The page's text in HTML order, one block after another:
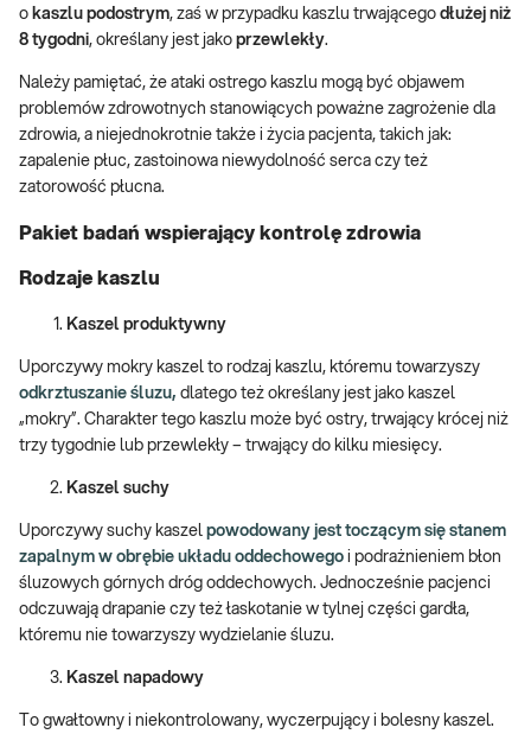
o kaszlu podostrym, zaś w przypadku kaszlu trwającego dłużej niż
8 tygodni, określany jest jako przewlekły.
Należy pamiętać, że ataki ostrego kaszlu mogą być objawem
problemów zdrowotnych stanowiących poważne zagrożenie dla
zdrowia, a niejednokrotnie także i życia pacjenta, takich jak:
zapalenie płuc, zastoinowa niewydolność serca czy też
zatorowość płucna.
Pakiet badań wspierający kontrolę zdrowia
Rodzaje kaszlu
Kaszel produktywny
Uporczywy mokry kaszel to rodzaj kaszlu, któremu towarzyszy
odkrztuszanie śluzu, dlatego też określany jest jako kaszel
„mokry”. Charakter tego kaszlu może być ostry, trwający krócej niż
trzy tygodnie lub przewlekły – trwający do kilku miesięcy.
Kaszel suchy
Uporczywy suchy kaszel powodowany jest toczącym się stanem
zapalnym w obrębie układu oddechowego i podrażnieniem błon
śluzowych górnych dróg oddechowych. Jednocześnie pacjenci
odczuwają drapanie czy też łaskotanie w tylnej części gardła,
któremu nie towarzyszy wydzielanie śluzu.
Kaszel napadowy
To gwałtowny i niekontrolowany, wyczerpujący i bolesny kaszel.